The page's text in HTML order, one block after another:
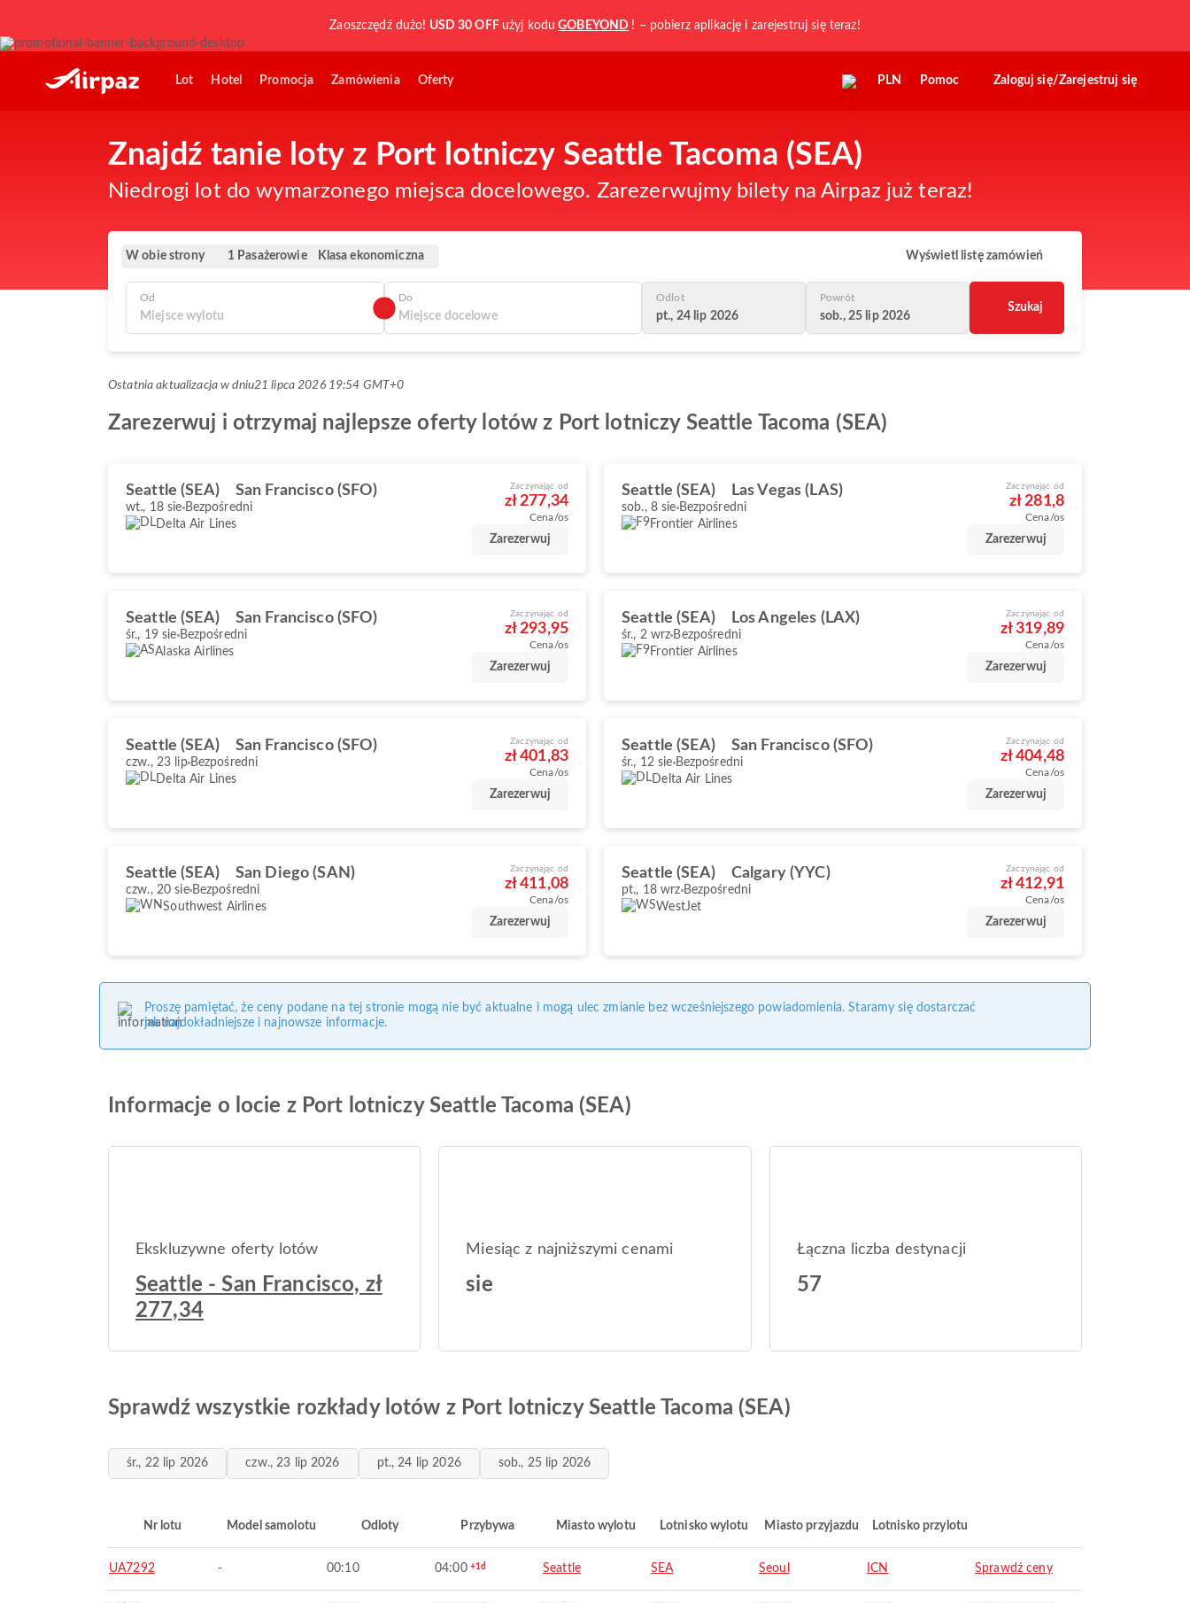
Zaoszczędź dużo! USD 30 OFF użyj kodu GOBEYOND ! – pobierz aplikację i zarejestruj się teraz!
Lot Hotel Promocja Zamówienia Oferty PLN Pomoc Zaloguj się/Zarejestruj się
Znajdź tanie loty z Port lotniczy Seattle Tacoma (SEA)
Niedrogi lot do wymarzonego miejsca docelowego. Zarezerwujmy bilety na Airpaz już teraz!
W obie strony 1 Pasażerowie Klasa ekonomiczna Wyświetl listę zamówień
Od Do Odlot
pt., 24 lip 2026
Powrót
sob., 25 lip 2026
Szukaj
Ostatnia aktualizacja w dniu21 lipca 2026 19:54 GMT+0
Zarezerwuj i otrzymaj najlepsze oferty lotów z Port lotniczy Seattle Tacoma (SEA)
Seattle (SEA) San Francisco (SFO)
wt., 18 sie Bezpośredni
Delta Air Lines
Zaczynając od
zł 277,34
Cena/os
Zarezerwuj
Seattle (SEA) Las Vegas (LAS)
sob., 8 sie Bezpośredni
Frontier Airlines
Zaczynając od
zł 281,8
Cena/os
Zarezerwuj
Seattle (SEA) San Francisco (SFO)
śr., 19 sie Bezpośredni
Alaska Airlines
Zaczynając od
zł 293,95
Cena/os
Zarezerwuj
Seattle (SEA) Los Angeles (LAX)
śr., 2 wrz Bezpośredni
Frontier Airlines
Zaczynając od
zł 319,89
Cena/os
Zarezerwuj
Seattle (SEA) San Francisco (SFO)
czw., 23 lip Bezpośredni
Delta Air Lines
Zaczynając od
zł 401,83
Cena/os
Zarezerwuj
Seattle (SEA) San Francisco (SFO)
śr., 12 sie Bezpośredni
Delta Air Lines
Zaczynając od
zł 404,48
Cena/os
Zarezerwuj
Seattle (SEA) San Diego (SAN)
czw., 20 sie Bezpośredni
Southwest Airlines
Zaczynając od
zł 411,08
Cena/os
Zarezerwuj
Seattle (SEA) Calgary (YYC)
pt., 18 wrz Bezpośredni
WestJet
Zaczynając od
zł 412,91
Cena/os
Zarezerwuj
Proszę pamiętać, że ceny podane na tej stronie mogą nie być aktualne i mogą ulec zmianie bez wcześniejszego powiadomienia. Staramy się dostarczać
jak najdokładniejsze i najnowsze informacje.
Informacje o locie z Port lotniczy Seattle Tacoma (SEA)
Ekskluzywne oferty lotów
Seattle - San Francisco, zł
277,34
Miesiąc z najniższymi cenami
sie
Łączna liczba destynacji
57
Sprawdź wszystkie rozkłady lotów z Port lotniczy Seattle Tacoma (SEA)
śr., 22 lip 2026 czw., 23 lip 2026 pt., 24 lip 2026 sob., 25 lip 2026
Nr lotu Model samolotu Odloty Przybywa Miasto wylotu Lotnisko wylotu Miasto przyjazdu Lotnisko przylotu
UA7292 - 00:10 04:00 +1d Seattle SEA Seoul ICN Sprawdź ceny